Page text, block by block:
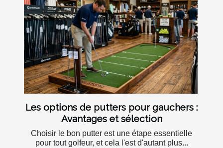
Les options de putters pour gauchers :
Avantages et sélection
Choisir le bon putter est une étape essentielle
pour tout golfeur, et cela l'est d'autant plus...